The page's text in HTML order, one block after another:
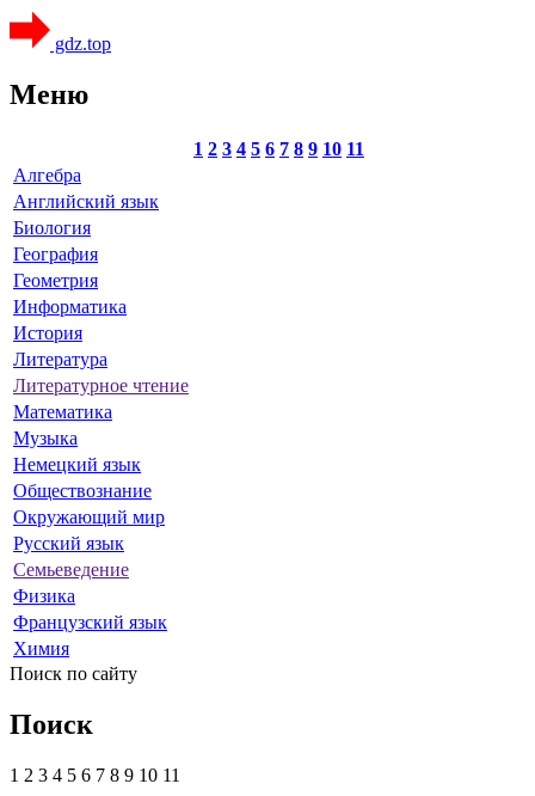
gdz.top
Меню
1 2 3 4 5 6 7 8 9 10 11
Алгебра
Английский язык
Биология
География
Геометрия
Информатика
История
Литература
Литературное чтение
Математика
Музыка
Немецкий язык
Обществознание
Окружающий мир
Русский язык
Семьеведение
Физика
Французский язык
Химия
Поиск по сайту
Поиск
1 2 3 4 5 6 7 8 9 10 11